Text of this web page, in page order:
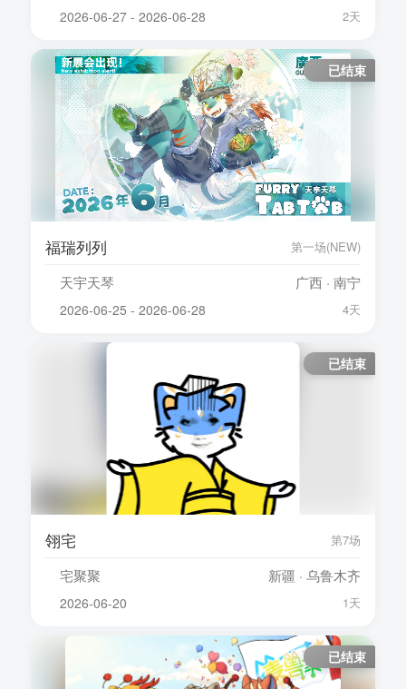
2026-06-27 - 2026-06-28 2天
已结束
福瑞列列 第一场(NEW)
天宇天琴 广西 · 南宁
2026-06-25 - 2026-06-28 4天
已结束
翎宅 第7场
宅聚聚 新疆 · 乌鲁木齐
2026-06-20 1天
已结束